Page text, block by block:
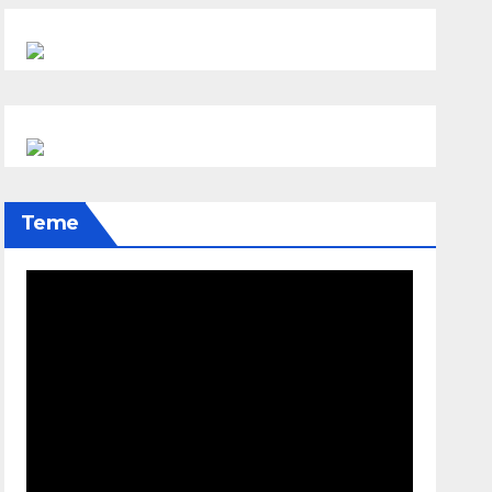
Federacija usvojila zakon o
boračkom dodatku: Za mjesec u
Teme